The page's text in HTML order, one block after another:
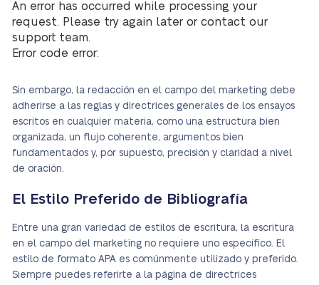
An error has occurred while processing your
request. Please try again later or contact our
support team.
Error code error:
Sin embargo, la redacción en el campo del marketing debe
adherirse a las reglas y directrices generales de los ensayos
escritos en cualquier materia, como una estructura bien
organizada, un flujo coherente, argumentos bien
fundamentados y, por supuesto, precisión y claridad a nivel
de oración.
El Estilo Preferido de Bibliografía
Entre una gran variedad de estilos de escritura, la escritura
en el campo del marketing no requiere uno específico. El
estilo de formato APA es comúnmente utilizado y preferido.
Siempre puedes referirte a la página de directrices